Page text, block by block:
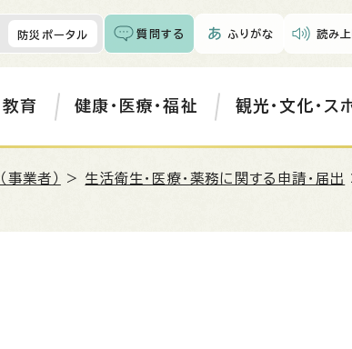
防災ポータル 質問する ふりがな 読み
教育 健康・医療・福祉 観光・文化・ス
事業者） > 生活衛生・医療・薬務に関する申請・届出